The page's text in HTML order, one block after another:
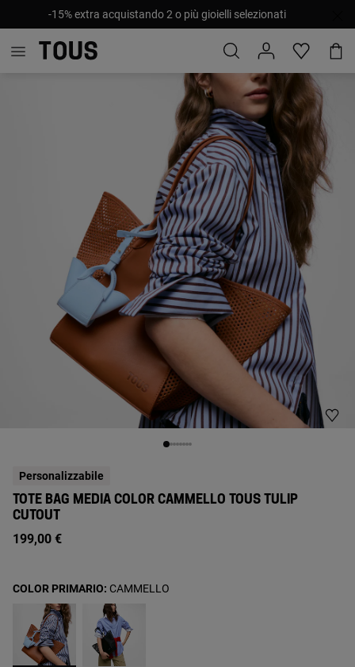
-15% extra acquistando 2 o più gioielli selezionati
Personalizzabile
TOTE BAG MEDIA COLOR CAMMELLO TOUS TULIP
CUTOUT
199,00 €
COLOR PRIMARIO: CAMMELLO